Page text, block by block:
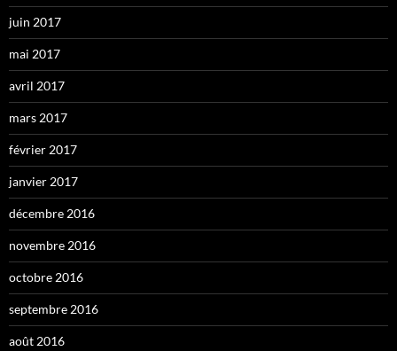
juin 2017
mai 2017
avril 2017
mars 2017
février 2017
janvier 2017
décembre 2016
novembre 2016
octobre 2016
septembre 2016
août 2016